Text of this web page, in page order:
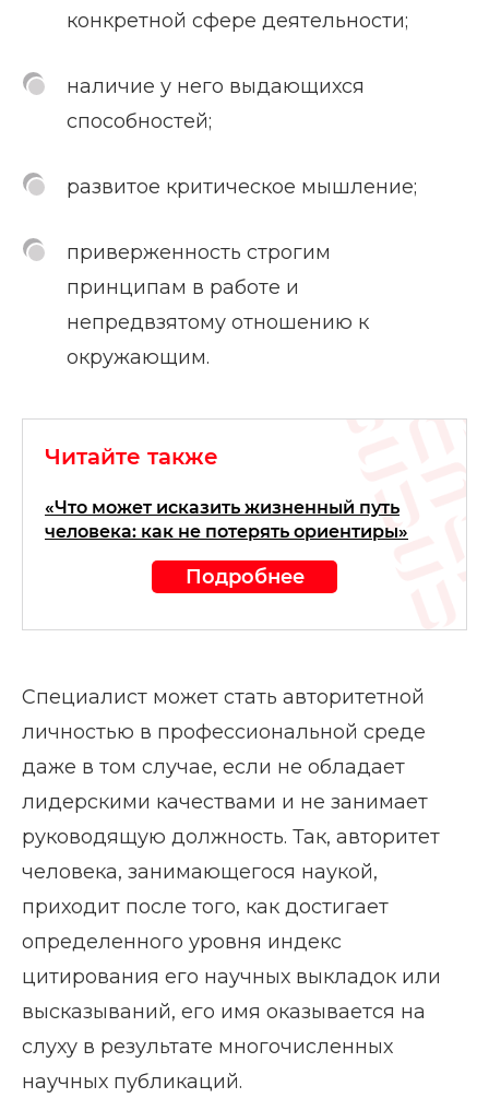
конкретной сфере деятельности;
наличие у него выдающихся
способностей;
развитое критическое мышление;
приверженность строгим
принципам в работе и
непредвзятому отношению к
окружающим.
Читайте также
«Что может исказить жизненный путь
человека: как не потерять ориентиры»
Подробнее
Специалист может стать авторитетной
личностью в профессиональной среде
даже в том случае, если не обладает
лидерскими качествами и не занимает
руководящую должность. Так, авторитет
человека, занимающегося наукой,
приходит после того, как достигает
определенного уровня индекс
цитирования его научных выкладок или
высказываний, его имя оказывается на
слуху в результате многочисленных
научных публикаций.